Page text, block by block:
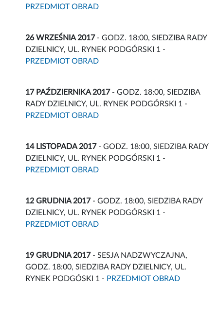
PRZEDMIOT OBRAD
26 WRZEŚNIA 2017- GODZ. 18:00, SIEDZIBA RADY
DZIELNICY, UL. RYNEK PODGÓRSKI 1 -
PRZEDMIOT OBRAD
17 PAŹDZIERNIKA 2017- GODZ. 18:00, SIEDZIBA
RADY DZIELNICY, UL. RYNEK PODGÓRSKI 1 -
PRZEDMIOT OBRAD
14 LISTOPADA 2017- GODZ. 18:00, SIEDZIBA RADY
DZIELNICY, UL. RYNEK PODGÓRSKI 1 -
PRZEDMIOT OBRAD
12 GRUDNIA 2017- GODZ. 18:00, SIEDZIBA RADY
DZIELNICY, UL. RYNEK PODGÓRSKI 1 -
PRZEDMIOT OBRAD
19 GRUDNIA 2017- SESJA NADZWYCZAJNA,
GODZ. 18:00, SIEDZIBA RADY DZIELNICY, UL.
RYNEK PODGÓSKI 1 - PRZEDMIOT OBRAD